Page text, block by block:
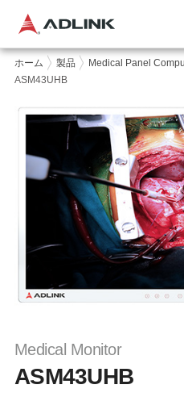
ホーム 製品 Medical Panel
ASM43UHB
Medical Monitor
ASM43UHB